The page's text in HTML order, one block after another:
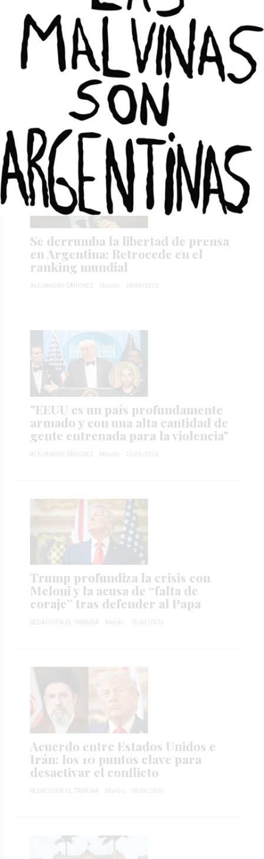
Trump y Xi se reúnen en Beijing en
medio de tensiones comerciales y
crisis geopolítica
REDACCIÓN EL TRIBUNA Mundo 13/05/2026
Se derrumba la libertad de prensa
en Argentina: Retrocede en el
ranking mundial
ALEJANDRO SÁNCHEZ Mundo 30/04/2026
"EEUU es un país profundamente
armado y con una alta cantidad de
gente entrenada para la violencia"
ALEJANDRO SÁNCHEZ Mundo 27/04/2026
Trump profundiza la crisis con
Meloni y la acusa de “falta de
coraje” tras defender al Papa
REDACCIÓN EL TRIBUNA Mundo 15/04/2026
Acuerdo entre Estados Unidos e
Irán: los 10 puntos clave para
desactivar el conflicto
REDACCIÓN EL TRIBUNA Mundo 08/04/2026